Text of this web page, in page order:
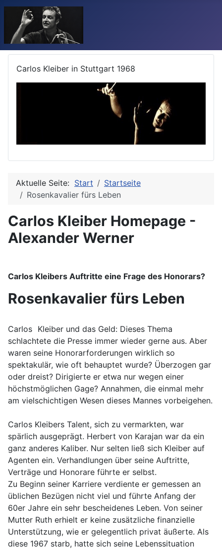
Carlos Kleiber in Stuttgart 1968
Aktuelle Seite: Start
Startseite
Rosenkavalier fürs Leben
Carlos Kleiber Homepage -
Alexander Werner
Carlos Kleibers Auftritte eine Frage des Honorars?
Rosenkavalier fürs Leben
Carlos Kleiber und das Geld: Dieses Thema
schlachtete die Presse immer wieder gerne aus. Aber
waren seine Honorarforderungen wirklich so
spektakulär, wie oft behauptet wurde? Überzogen gar
oder dreist? Dirigierte er etwa nur wegen einer
höchstmöglichen Gage? Annahmen, die einmal mehr
am vielschichtigen Wesen dieses Mannes vorbeigehen.
Carlos Kleibers Talent, sich zu vermarkten, war
spärlich ausgeprägt. Herbert von Karajan war da ein
ganz anderes Kaliber. Nur selten ließ sich Kleiber auf
Agenten ein. Verhandlungen über seine Auftritte,
Verträge und Honorare führte er selbst.
Zu Beginn seiner Karriere verdiente er gemessen an
üblichen Bezügen nicht viel und führte Anfang der
60er Jahre ein sehr bescheidenes Leben. Von seiner
Mutter Ruth erhielt er keine zusätzliche finanzielle
Unterstützung, wie er gelegentlich privat äußerte. Als
diese 1967 starb, hatte sich seine Lebenssituation